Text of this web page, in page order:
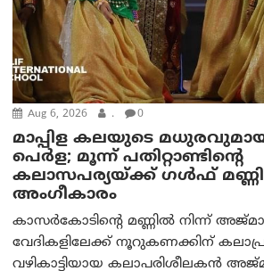
Aug 6, 2026 . 0
മാപ്പിള കലയുടെ
പെർള; മൂന്ന് പതിറ്റാണ്ടിന്റെ
കലാസപര്യയ്ക്ക് ഗൾഫ്
അംഗീകാരം
കാസർകോടിന്റെ മണ്ണിൽ നിന്ന്
വേദികളിലേക്ക് നൂറുകണക്കിന്
വഴികാട്ടിയായ കലാപരിശീലകൻ